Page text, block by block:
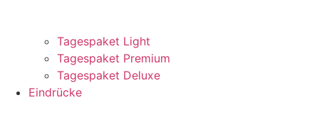
Tagespaket Light
Tagespaket Premium
Tagespaket Deluxe
Eindrücke